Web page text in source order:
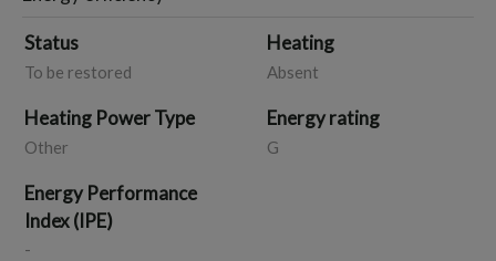
può offrire
Status
To be restored
Heating
Absent
Heating Power Type
Other
Energy rating
G
Energy Performance
Index (IPE)
-